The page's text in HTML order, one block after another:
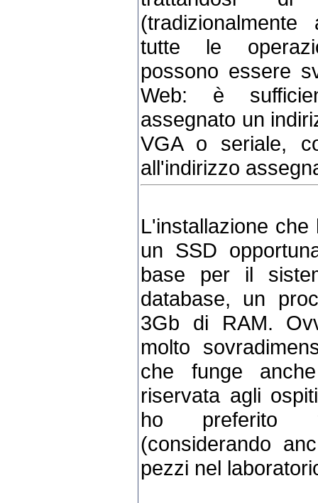
tutte le
possono essere
Web: è
assegnato un
VGA o seriale,
all'indirizzo
L'installazione
un SSD
base per il
database, un
3Gb di RAM.
molto
che funge
riservata agli
ho preferito
(considerando
pezzi nel